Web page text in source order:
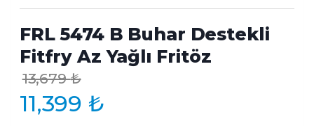
FRL 5474 B Buhar Destekli
Fitfry Az Yağlı Fritöz
13,679₺
11,399 ₺